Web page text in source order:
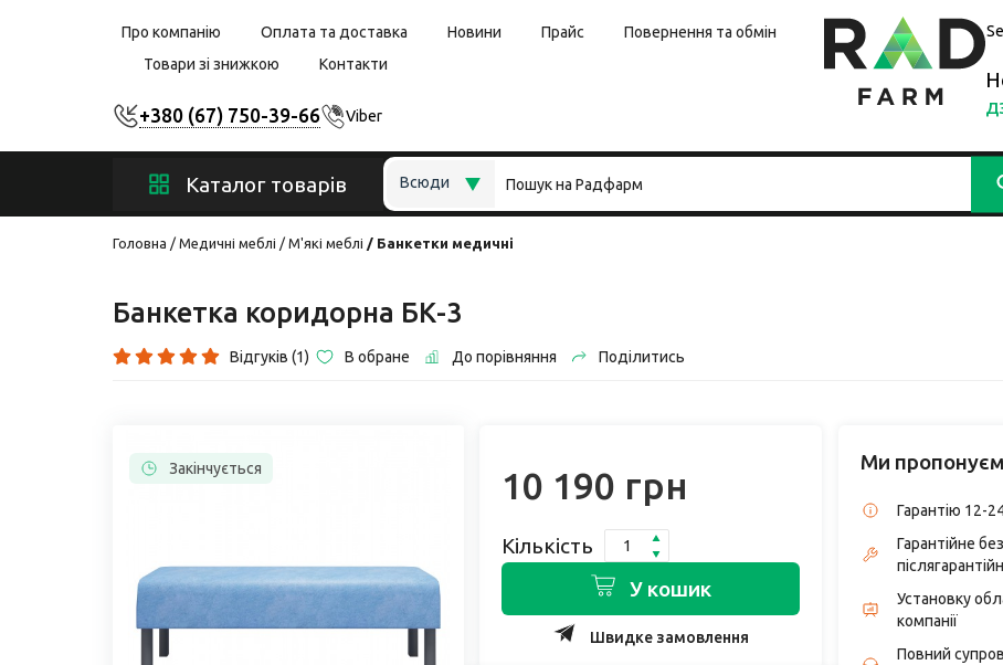
Про компанію Оплата та доставка Новини Прайс
Повернення та обмін
Товари зі знижкою
Контакти
+380 (67) 750-39-66 Viber
Каталог товарів
Всюди
Головна Медичні меблі М'які меблі Банкетки медичні
Банкетка коридорна БК-3
Відгуків (1) В обране До порівняння Поділитись
Закінчується 10 190 грн
Кількість
У кошик
Швидке замовлення
Ми
Гарантію 12-24
Гарантійне
Установку
компанії
Повний